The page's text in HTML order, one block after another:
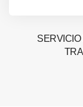
SERVICIO